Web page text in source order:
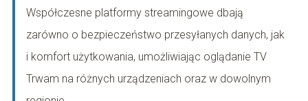
Współczesne platformy streamingowe dbają
zarówno o bezpieczeństwo przesyłanych danych, jak
i komfort użytkowania, umożliwiając oglądanie TV
Trwam na różnych urządzeniach oraz w dowolnym